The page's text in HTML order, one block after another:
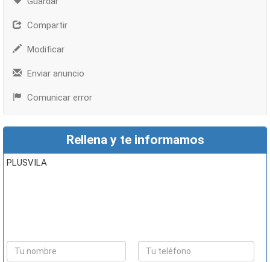
Compartir
Modificar
Enviar anuncio
Comunicar error
Rellena y te informamos
PLUSVILA